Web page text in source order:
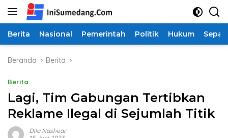
Langsung
Berita Nasional Pemerintah Politik Hukum
Beranda Berita
Berita
Lagi, Tim Gabungan Tertibkan
Reklame Ilegal di Sejumlah Titik
Dila Nashear